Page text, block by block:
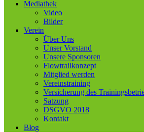
Mediathek
Video
Bilder
Verein
Über Uns
Unser Vorstand
Unsere Sponsoren
Flowtrailkonzept
Mitglied werden
Vereinstraining
Versicherung des
Satzung
DSGVO 2018
Kontakt
Blog